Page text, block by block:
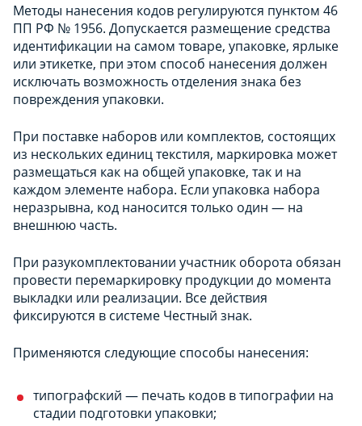
Методы нанесения кодов регулируются пунктом 46
ПП РФ № 1956. Допускается размещение средства
идентификации на самом товаре, упаковке, ярлыке
или этикетке, при этом способ нанесения должен
исключать возможность отделения знака без
повреждения упаковки.
При поставке наборов или комплектов, состоящих
из нескольких единиц текстиля, маркировка может
размещаться как на общей упаковке, так и на
каждом элементе набора. Если упаковка набора
неразрывна, код наносится только один — на
внешнюю часть.
При разукомплектовании участник оборота обязан
провести перемаркировку продукции до момента
выкладки или реализации. Все действия
фиксируются в системе Честный знак.
Применяются следующие способы нанесения:
типографский — печать кодов в типографии на
стадии подготовки упаковки;